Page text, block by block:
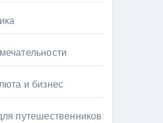
и бизнес
путешественников